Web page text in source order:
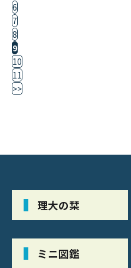
6
7
8
9
10
11
>>
理大の栞
ミニ図鑑